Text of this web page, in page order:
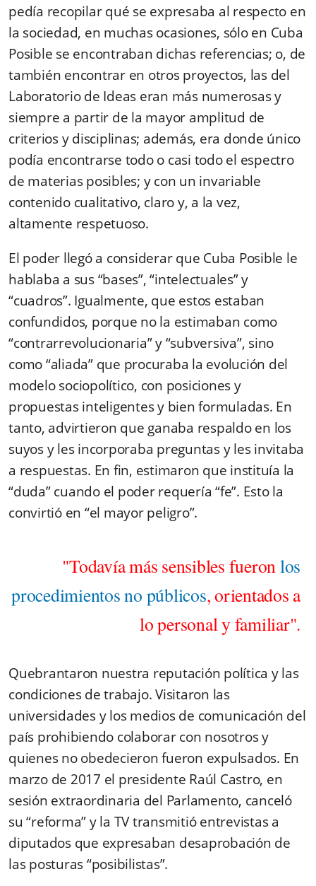
pedía recopilar qué se expresaba al respecto en
la sociedad, en muchas ocasiones, sólo en Cuba
Posible se encontraban dichas referencias; o, de
también encontrar en otros proyectos, las del
Laboratorio de Ideas eran más numerosas y
siempre a partir de la mayor amplitud de
criterios y disciplinas; además, era donde único
podía encontrarse todo o casi todo el espectro
de materias posibles; y con un invariable
contenido cualitativo, claro y, a la vez,
altamente respetuoso.
El poder llegó a considerar que Cuba Posible le
hablaba a sus “bases”, “intelectuales” y
“cuadros”. Igualmente, que estos estaban
confundidos, porque no la estimaban como
“contrarrevolucionaria” y “subversiva”, sino
como “aliada” que procuraba la evolución del
modelo sociopolítico, con posiciones y
propuestas inteligentes y bien formuladas. En
tanto, advirtieron que ganaba respaldo en los
suyos y les incorporaba preguntas y les invitaba
a respuestas. En fin, estimaron que instituía la
“duda” cuando el poder requería “fe”. Esto la
convirtió en “el mayor peligro”.
"Todavía más sensibles fueronlos
procedimientos no públicos, orientados a
lo personal y familiar".
Quebrantaron nuestra reputación política y las
condiciones de trabajo. Visitaron las
universidades y los medios de comunicación del
país prohibiendo colaborar con nosotros y
quienes no obedecieron fueron expulsados. En
marzo de 2017 el presidente Raúl Castro, en
sesión extraordinaria del Parlamento, canceló
su “reforma” y la TV transmitió entrevistas a
diputados que expresaban desaprobación de
las posturas “posibilistas”.